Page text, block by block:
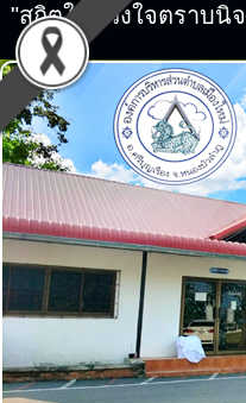
"สถิตในดวงใจตราบ